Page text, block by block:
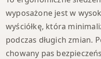
wyposażone jest w
wyściółkę, która
podczas długich zmian.
chowany pas